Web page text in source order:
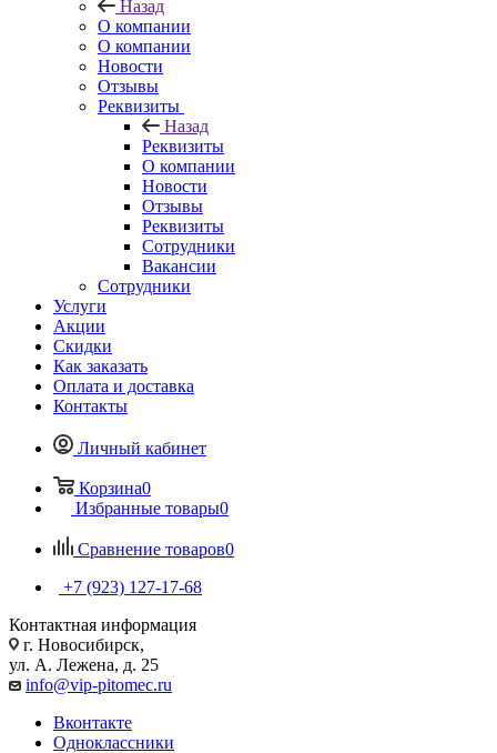
Назад
О компании
О компании
Новости
Отзывы
Реквизиты
Назад
Реквизиты
О компании
Новости
Отзывы
Реквизиты
Сотрудники
Вакансии
Сотрудники
Услуги
Акции
Скидки
Как заказать
Оплата и доставка
Контакты
Личный кабинет
Корзина0
Избранные товары0
Сравнение товаров0
+7 (923) 127-17-68
Контактная информация
г. Новосибирск,
ул. А. Лежена, д. 25
info@vip-pitomec.ru
Вконтакте
Одноклассники